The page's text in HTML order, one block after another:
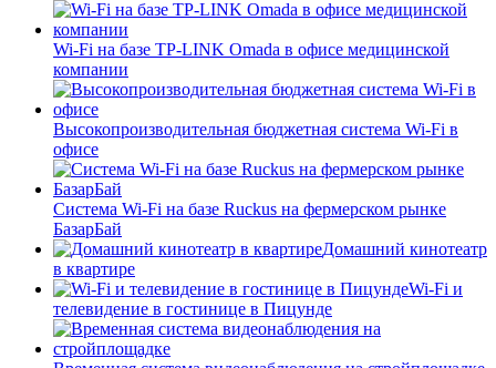
Wi-Fi на базе TP-LINK Omada в офисе медицинской
компании
Высокопроизводительная бюджетная система Wi-Fi в
офисе
Система Wi-Fi на базе Ruckus на фермерском рынке
БазарБай
Домашний кинотеатр
в квартире
Wi-Fi и
телевидение в гостинице в Пицунде